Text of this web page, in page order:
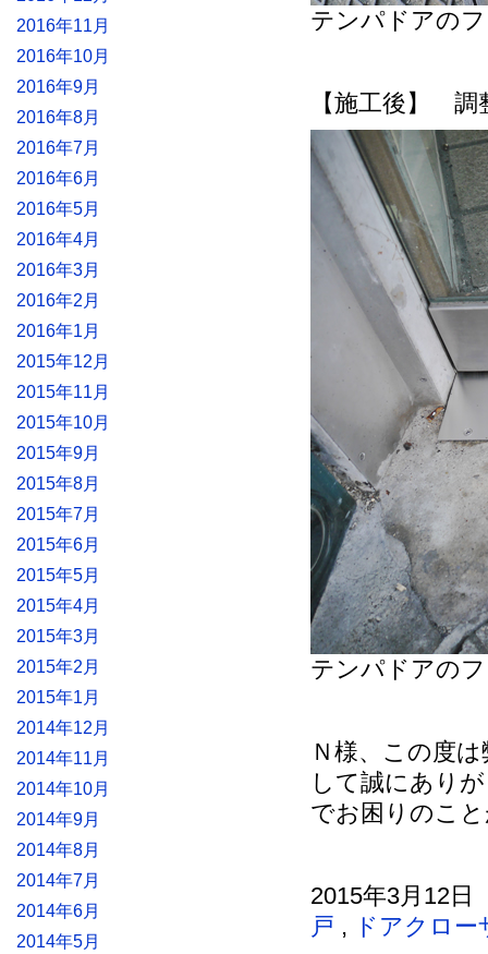
テンパドアの
【施工後】 調
テンパドアの
Ｎ様、この度
して誠にあり
でお困りのこ
2015年3月12
戸 , ドアクロー
2016年11月
2016年10月
2016年9月
2016年8月
2016年7月
2016年6月
2016年5月
2016年4月
2016年3月
2016年2月
2016年1月
2015年12月
2015年11月
2015年10月
2015年9月
2015年8月
2015年7月
2015年6月
2015年5月
2015年4月
2015年3月
2015年2月
2015年1月
2014年12月
2014年11月
2014年10月
2014年9月
2014年8月
2014年7月
2014年6月
2014年5月